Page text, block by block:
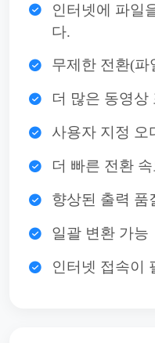
인터넷에 파일
다.
무제한 전환(파
더 많은 동영상
사용자 지정 오
더 빠른 전환 속
향상된 출력 품
일괄 변환 가능
인터넷 접속이